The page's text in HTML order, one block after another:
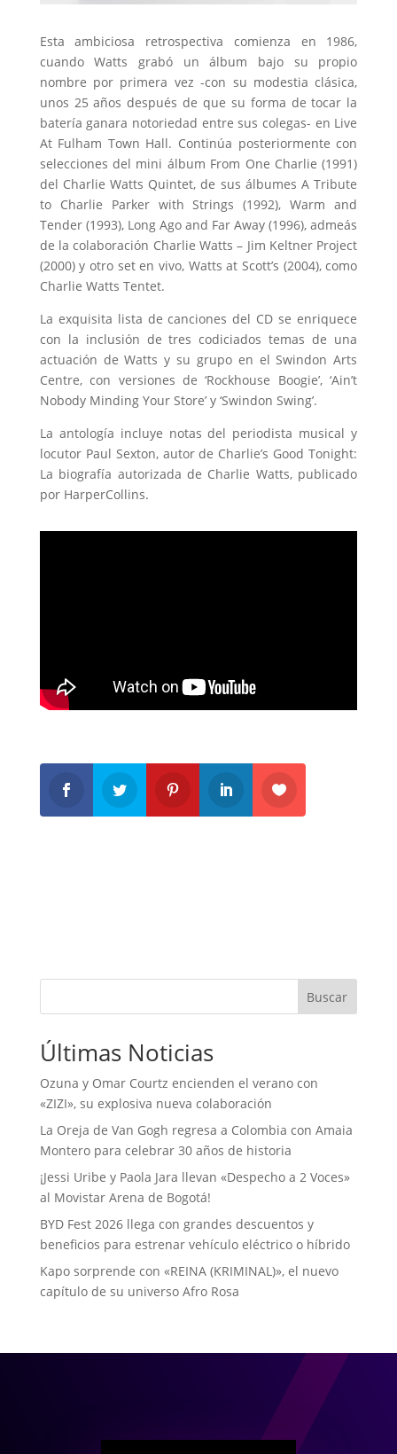
Esta ambiciosa retrospectiva comienza en 1986,
cuando Watts grabó un álbum bajo su propio
nombre por primera vez -con su modestia clásica,
unos 25 años después de que su forma de tocar la
batería ganara notoriedad entre sus colegas- en Live
At Fulham Town Hall. Continúa posteriormente con
selecciones del mini álbum From One Charlie (1991)
del Charlie Watts Quintet, de sus álbumes A Tribute
to Charlie Parker with Strings (1992), Warm and
Tender (1993), Long Ago and Far Away (1996), admeás
de la colaboración Charlie Watts – Jim Keltner Project
(2000) y otro set en vivo, Watts at Scott’s (2004), como
Charlie Watts Tentet.
La exquisita lista de canciones del CD se enriquece
con la inclusión de tres codiciados temas de una
actuación de Watts y su grupo en el Swindon Arts
Centre, con versiones de ‘Rockhouse Boogie’, ‘Ain’t
Nobody Minding Your Store’ y ‘Swindon Swing’.
La antología incluye notas del periodista musical y
locutor Paul Sexton, autor de Charlie’s Good Tonight:
La biografía autorizada de Charlie Watts, publicado
por HarperCollins.
Buscar
Últimas Noticias
Ozuna y Omar Courtz encienden el verano con
«ZIZI», su explosiva nueva colaboración
La Oreja de Van Gogh regresa a Colombia con Amaia
Montero para celebrar 30 años de historia
¡Jessi Uribe y Paola Jara llevan «Despecho a 2 Voces»
al Movistar Arena de Bogotá!
BYD Fest 2026 llega con grandes descuentos y
beneficios para estrenar vehículo eléctrico o híbrido
Kapo sorprende con «REINA (KRIMINAL)», el nuevo
capítulo de su universo Afro Rosa